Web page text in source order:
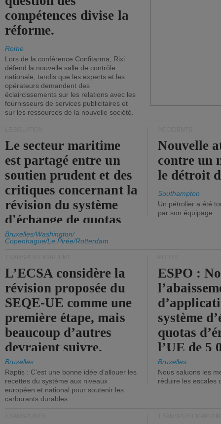
compétences divise la
réforme.
Rome
Lors de la conférence Confitarma, Rixi
défend la nouvelle salle de contrôle
nationale, tandis que les experts et les
opérateurs demandent des
éclaircissements sur les relations avec les
fournisseurs de services publicitaires et
sur les ressources de la nouvelle société.
Le secteur maritime
est partagé entre un
soutien prudent et des
critiques concernant la
révision du système
d'échange de quotas
d'émission de l'UE.
Bruxelles/Washington/
Copenhague/Le Pirée/Rotterdam
Nouvelle
contre un
le détroit
Southampton
Un pétrolier a été
par son équipage.
L’ECSA considère la
révision proposée du
SEQE-UE comme une
première étape, mais
beaucoup d’autres
devraient suivre.
Bruxelles
Raptis : C’est une bonne idée d’allouer les
recettes du système aux niveaux
européen et national pour soutenir les
carburants durables.
ESPO :
système
quotas
l’UE de 5
tonneaux
brute.
Bruxelles
Nous saluons les
réduire les escales